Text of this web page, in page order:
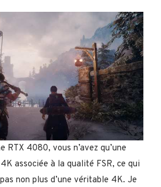
RTX 4080, vous n’avez qu’une
associée à la qualité FSR, ce qui
non plus d’une véritable 4K. Je